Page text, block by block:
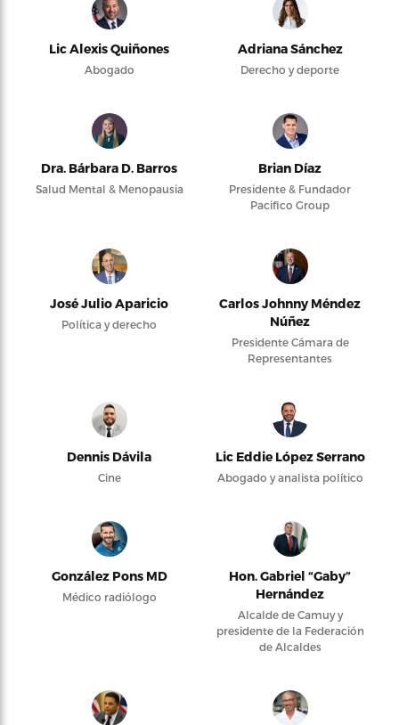
Lic Alexis Quiñones
Abogado
Adriana Sánchez
Derecho y deporte
Dra. Bárbara D. Barros
Salud Mental & Menopausia
Brian Díaz
Presidente & Fundador
Pacifico Group
José Julio Aparicio
Política y derecho
Carlos Johnny Méndez
Núñez
Presidente Cámara de
Representantes
Dennis Dávila
Cine
Lic Eddie López Serrano
Abogado y analista político
González Pons MD
Médico radiólogo
Hon. Gabriel “Gaby”
Hernández
Alcalde de Camuy y
presidente de la Federación
de Alcaldes